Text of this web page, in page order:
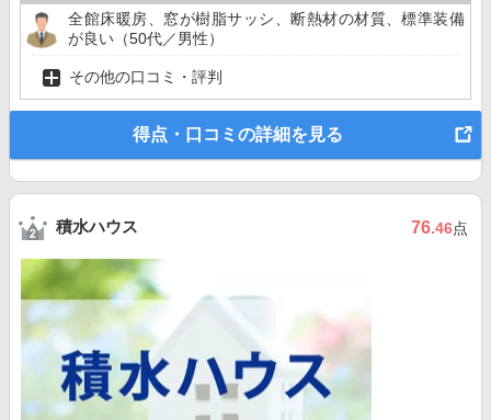
全館床暖房、窓が樹脂サッシ、断熱材の材質、標準装備
が良い（50代／男性）
その他の口コミ・評判
得点・口コミの詳細を見る
積水ハウス 76.46点